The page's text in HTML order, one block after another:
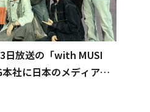
日放送の「with MUSI
社に日本のメディアが